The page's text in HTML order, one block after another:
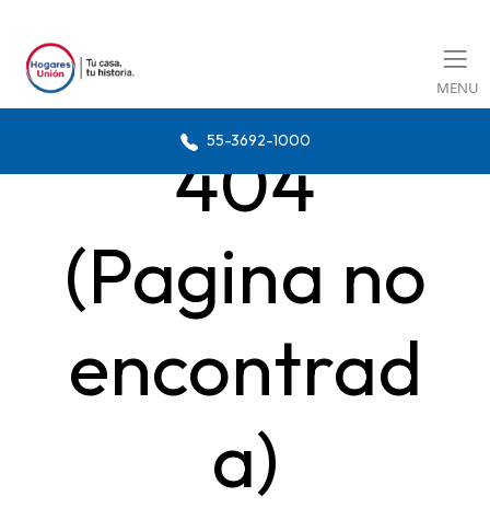
MENU
55-3692-1000
404
(Pagina no
encontrad
a)